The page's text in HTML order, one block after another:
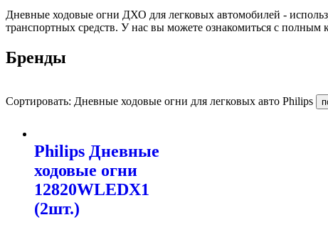
Дневные ходовые огни ДХО для легковых автомобилей -
транспортных средств. У нас вы можете ознакомиться с
Бренды
Сортировать: Дневные ходовые огни для легковых авто Philips
Philips Дневные
ходовые огни
12820WLEDX1
(2шт.)